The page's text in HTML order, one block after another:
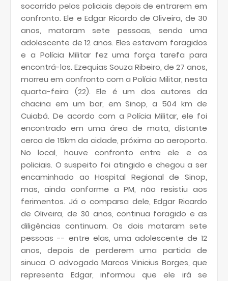
socorrido pelos policiais depois de entrarem em
confronto. Ele e Edgar Ricardo de Oliveira, de 30
anos, mataram sete pessoas, sendo uma
adolescente de 12 anos. Eles estavam foragidos
e a Polícia Militar fez uma força tarefa para
encontrá-los. Ezequias Souza Ribeiro, de 27 anos,
morreu em confronto com a Polícia Militar, nesta
quarta-feira (22). Ele é um dos autores da
chacina em um bar, em Sinop, a 504 km de
Cuiabá. De acordo com a Polícia Militar, ele foi
encontrado em uma área de mata, distante
cerca de 15km da cidade, próxima ao aeroporto.
No local, houve confronto entre ele e os
policiais. O suspeito foi atingido e chegou a ser
encaminhado ao Hospital Regional de Sinop,
mas, ainda conforme a PM, não resistiu aos
ferimentos. Já o comparsa dele, Edgar Ricardo
de Oliveira, de 30 anos, continua foragido e as
diligências continuam. Os dois mataram sete
pessoas -- entre elas, uma adolescente de 12
anos, depois de perderem uma partida de
sinuca. O advogado Marcos Vinicius Borges, que
representa Edgar, informou que ele irá se